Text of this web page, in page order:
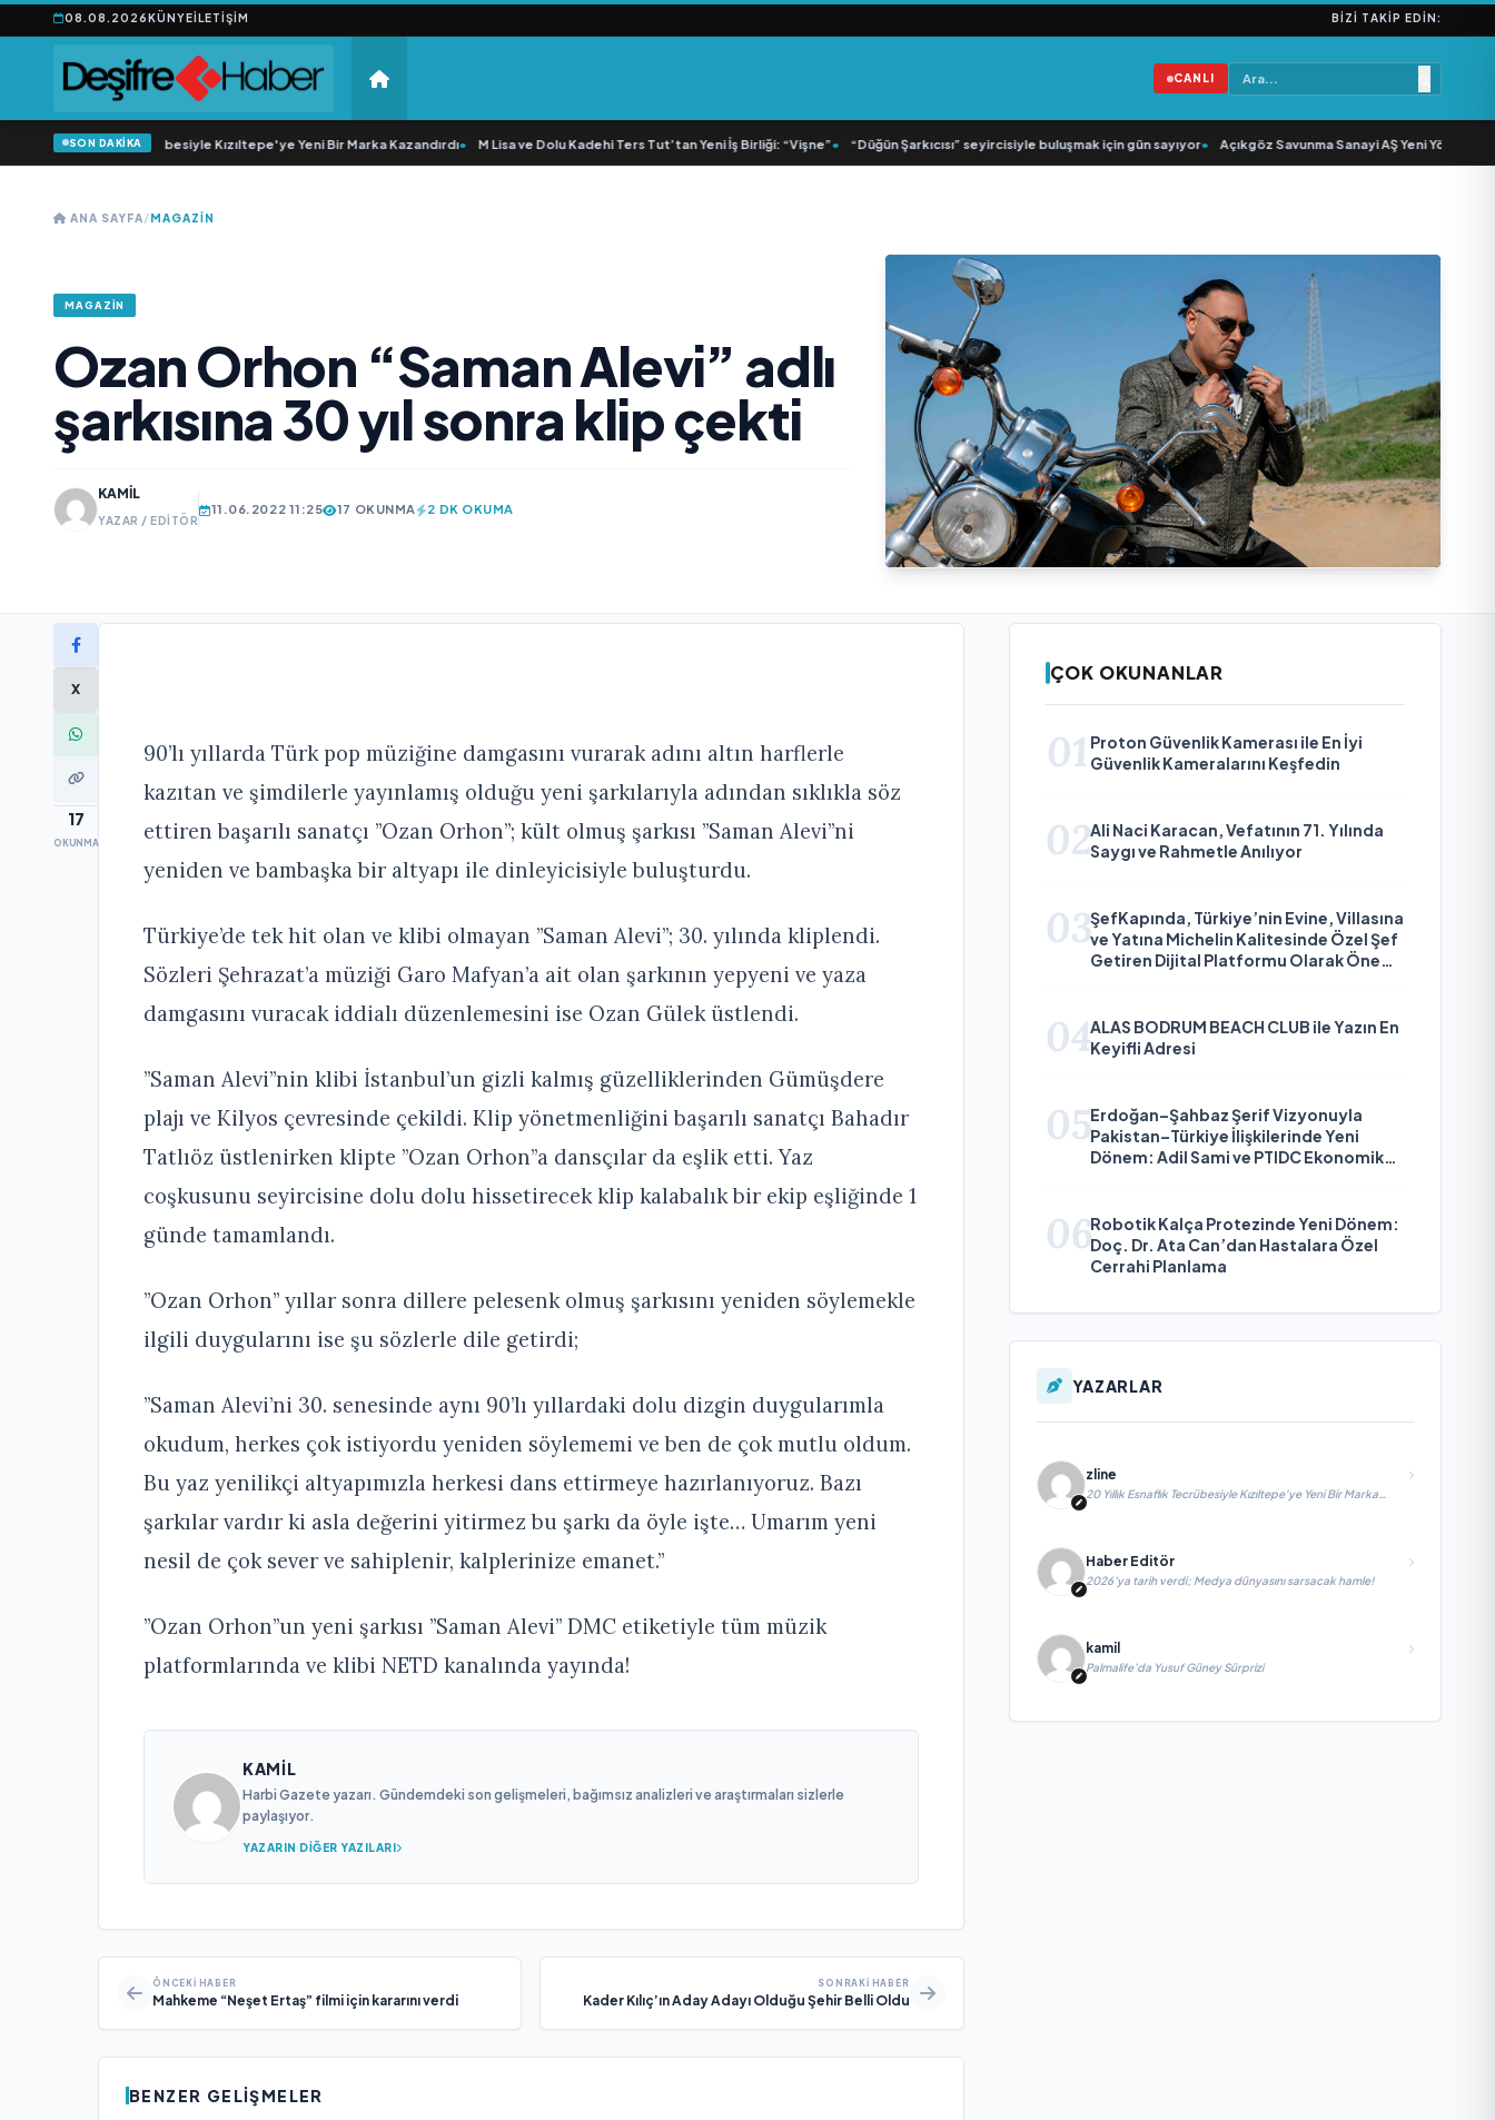
08.08.2026KÜNYEİLETIŞIM BIZI TAKIP EDIN:
CANLI
SON DAKİKA
20 Yıllık Esnaflık Tecrübesiyle Kızıltepe'ye Yeni Bir Marka Kazandırdı• M Lisa ve Dolu Kadehi Ters Tut’tan Yeni İş Birliği: “Vişne”• “Düğün Şarkıcısı” seyircisiyle buluşmak için gün sayıyor• Açıkgöz Savunma Sanayi AŞ Yeni Yönetim
ANA SAYFA/MAGAZIN
MAGAZIN
Ozan Orhon “Saman Alevi” adlı
şarkısına 30 yıl sonra klip çekti
KAMIL
YAZAR / EDITÖR
11.06.2022 11:25 17 OKUNMA 2 DK OKUMA
X
17
OKUNMA
90’lı yıllarda Türk pop müziğine damgasını vurarak adını altın harflerle
kazıtan ve şimdilerle yayınlamış olduğu yeni şarkılarıyla adından sıklıkla söz
ettiren başarılı sanatçı ”Ozan Orhon”; kült olmuş şarkısı ”Saman Alevi”ni
yeniden ve bambaşka bir altyapı ile dinleyicisiyle buluşturdu.
Türkiye’de tek hit olan ve klibi olmayan ”Saman Alevi”; 30. yılında kliplendi.
Sözleri Şehrazat’a müziği Garo Mafyan’a ait olan şarkının yepyeni ve yaza
damgasını vuracak iddialı düzenlemesini ise Ozan Gülek üstlendi.
”Saman Alevi”nin klibi İstanbul’un gizli kalmış güzelliklerinden Gümüşdere
plajı ve Kilyos çevresinde çekildi. Klip yönetmenliğini başarılı sanatçı Bahadır
Tatlıöz üstlenirken klipte ”Ozan Orhon”a dansçılar da eşlik etti. Yaz
coşkusunu seyircisine dolu dolu hissetirecek klip kalabalık bir ekip eşliğinde 1
günde tamamlandı.
”Ozan Orhon” yıllar sonra dillere pelesenk olmuş şarkısını yeniden söylemekle
ilgili duygularını ise şu sözlerle dile getirdi;
”Saman Alevi’ni 30. senesinde aynı 90’lı yıllardaki dolu dizgin duygularımla
okudum, herkes çok istiyordu yeniden söylememi ve ben de çok mutlu oldum.
Bu yaz yenilikçi altyapımızla herkesi dans ettirmeye hazırlanıyoruz. Bazı
şarkılar vardır ki asla değerini yitirmez bu şarkı da öyle işte… Umarım yeni
nesil de çok sever ve sahiplenir, kalplerinize emanet.”
”Ozan Orhon”un yeni şarkısı ”Saman Alevi” DMC etiketiyle tüm müzik
platformlarında ve klibi NETD kanalında yayında!
KAMIL
Harbi Gazete yazarı. Gündemdeki son gelişmeleri, bağımsız analizleri ve araştırmaları sizlerle
paylaşıyor.
YAZARIN DIĞER YAZILARI
ÖNCEKI HABER
Mahkeme “Neşet Ertaş” filmi için kararını verdi
SONRAKI HABER
Kader Kılıç’ın Aday Adayı Olduğu Şehir Belli Oldu
BENZER GELIŞMELER
ÇOK OKUNANLAR
01 Proton Güvenlik Kamerası ile En İyi
Güvenlik Kameralarını Keşfedin
02Ali Naci Karacan, Vefatının 71. Yılında
Saygı ve Rahmetle Anılıyor
03ŞefKapında, Türkiye’nin Evine, Villasına
ve Yatına Michelin Kalitesinde Özel Şef
Getiren Dijital Platformu Olarak Öne
04ALAS BODRUM BEACH CLUB ile Yazın En
Keyifli Adresi
05Erdoğan–Şahbaz Şerif Vizyonuyla
Pakistan–Türkiye İlişkilerinde Yeni
Dönem: Adil Sami ve PTIDC Ekonomik
06Robotik Kalça Protezinde Yeni Dönem:
Doç. Dr. Ata Can’dan Hastalara Özel
Cerrahi Planlama
YAZARLAR
zline
20 Yıllık Esnaflık Tecrübesiyle Kızıltepe'ye Yeni Bir Marka
Kazandırdı
Haber Editör
2026’ya tarih verdi; Medya dünyasını sarsacak hamle!
kamil
Palmalife’da Yusuf Güney Sürprizi